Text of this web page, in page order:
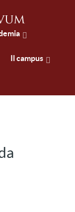
Il campus